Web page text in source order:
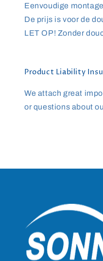
Eenvoudige
De prijs is voor de
LET OP! Zonder
Product Liability
We attach great
or questions about